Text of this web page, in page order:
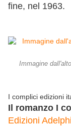
fine, nel 1963.
Immagine
I complici edizioni
Il romanzo I
Edizioni Adelphi